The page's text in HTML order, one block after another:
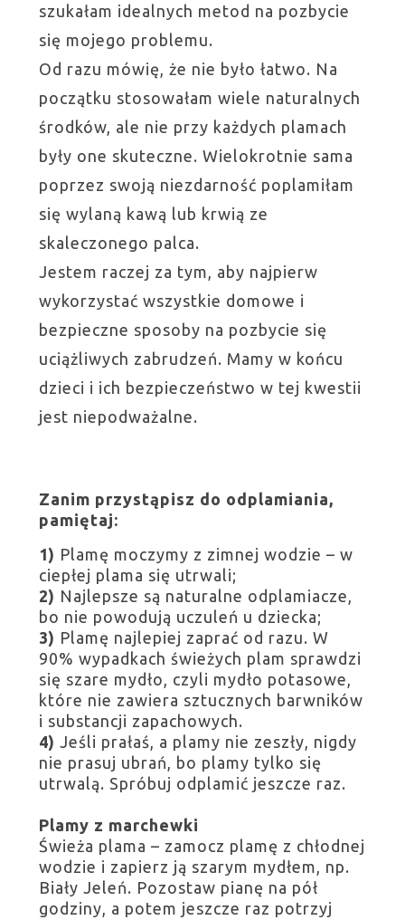
szukałam idealnych metod na pozbycie
się mojego problemu.
Od razu mówię, że nie było łatwo. Na
początku stosowałam wiele naturalnych
środków, ale nie przy każdych plamach
były one skuteczne. Wielokrotnie sama
poprzez swoją niezdarność poplamiłam
się wylaną kawą lub krwią ze
skaleczonego palca.
Jestem raczej za tym, aby najpierw
wykorzystać wszystkie domowe i
bezpieczne sposoby na pozbycie się
uciążliwych zabrudzeń. Mamy w końcu
dzieci i ich bezpieczeństwo w tej kwestii
jest niepodważalne.
Zanim przystąpisz do odplamiania,
pamiętaj:
1) Plamę moczymy z zimnej wodzie – w
ciepłej plama się utrwali;
2) Najlepsze są naturalne odplamiacze,
bo nie powodują uczuleń u dziecka;
3) Plamę najlepiej zaprać od razu. W
90% wypadkach świeżych plam sprawdzi
się szare mydło, czyli mydło potasowe,
które nie zawiera sztucznych barwników
i substancji zapachowych.
4) Jeśli prałaś, a plamy nie zeszły, nigdy
nie prasuj ubrań, bo plamy tylko się
utrwalą. Spróbuj odplamić jeszcze raz.
Plamy z marchewki
Świeża plama – zamocz plamę z chłodnej
wodzie i zapierz ją szarym mydłem, np.
Biały Jeleń. Pozostaw pianę na pół
godziny, a potem jeszcze raz potrzyj